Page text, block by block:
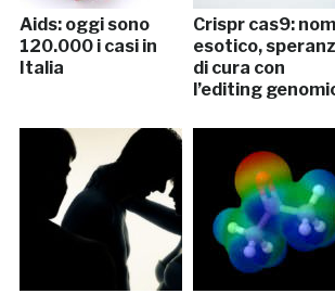
Aids: oggi sono
120.000 i casi in
Italia
Crispr cas9:
esotico,
di cura con
l’editing